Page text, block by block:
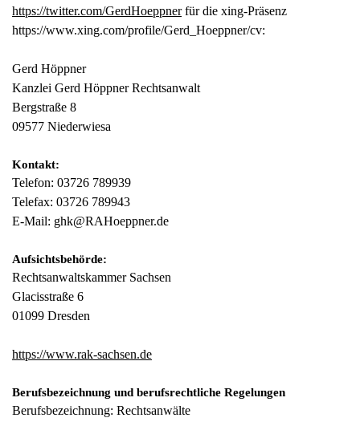
https://twitter.com/GerdHoeppnerfür die xing-Präsenz
https://www.xing.com/profile/Gerd_Hoeppner/cv:
Gerd Höppner
Kanzlei Gerd Höppner Rechtsanwalt
Bergstraße 8
09577 Niederwiesa
Kontakt:
Telefon: 03726 789939
Telefax: 03726 789943
E-Mail: ghk@RAHoeppner.de
Aufsichtsbehörde:
Rechtsanwaltskammer Sachsen
Glacisstraße 6
01099 Dresden
https://www.rak-sachsen.de
Berufsbezeichnung und berufsrechtliche Regelungen
Berufsbezeichnung: Rechtsanwälte